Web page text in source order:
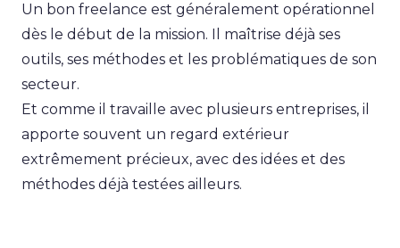
Un bon freelance est généralement opérationnel
dès le début de la mission. Il maîtrise déjà ses
outils, ses méthodes et les problématiques de son
secteur.
Et comme il travaille avec plusieurs entreprises, il
apporte souvent un regard extérieur
extrêmement précieux, avec des idées et des
méthodes déjà testées ailleurs.